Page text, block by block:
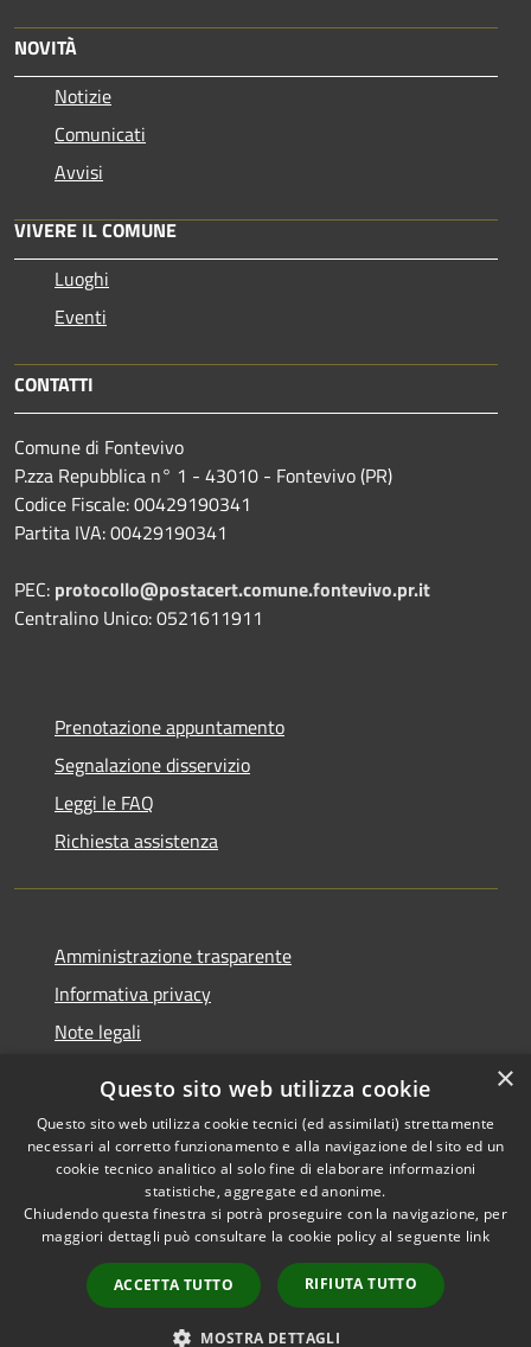
NOVITÀ
Notizie
Comunicati
Avvisi
VIVERE IL COMUNE
Luoghi
Eventi
CONTATTI
Comune di Fontevivo
P.zza Repubblica n° 1 - 43010 - Fontevivo (PR)
Codice Fiscale: 00429190341
Partita IVA: 00429190341
PEC: protocollo@postacert.comune.fontevivo.pr.it
Centralino Unico: 0521611911
Prenotazione appuntamento
Segnalazione disservizio
Leggi le FAQ
Richiesta assistenza
Amministrazione trasparente
Informativa privacy
Note legali
Accessibilità
Privacy
Mappa del sito
Copyright © 2026 • Comune di
Fontevivo • Powered by
Municipium•Accesso
redazione
×
Questo sito web utilizza cookie
Questo sito web utilizza cookie tecnici (ed assimilati) strettamente
necessari al corretto funzionamento e alla navigazione del sito ed un
cookie tecnico analitico al solo fine di elaborare informazioni
statistiche, aggregate ed anonime.
Chiudendo questa finestra si potrà proseguire con la navigazione, per
maggiori dettagli può consultare la cookie policy al seguente link
ACCETTA TUTTO RIFIUTA TUTTO
MOSTRA DETTAGLI